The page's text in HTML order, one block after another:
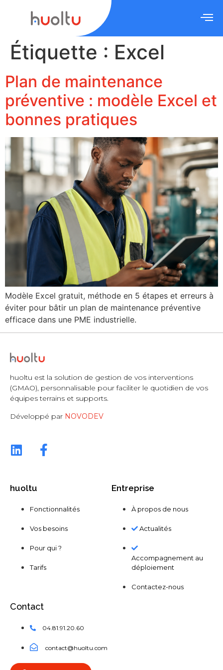
Étiquette : Excel
Plan de maintenance
préventive : modèle Excel et
bonnes pratiques
Modèle Excel gratuit, méthode en 5 étapes et erreurs à
éviter pour bâtir un plan de maintenance préventive
efficace dans une PME industrielle.
huoltu est la solution de gestion de vos interventions
(GMAO), personnalisable pour faciliter le quotidien de vos
équipes terrains et supports.
Développé par NOVODEV
huoltu
Fonctionnalités
Vos besoins
Pour qui ?
Tarifs
Entreprise
À propos de nous
Actualités
Accompagnement au
déploiement
Contactez-nous
Contact
04.81.91.20.60
contact@huoltu.com​